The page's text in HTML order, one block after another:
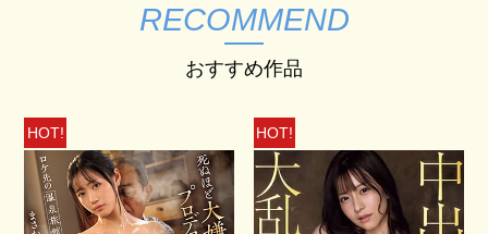
RECOMMEND
おすすめ作品
HOT! HOT!